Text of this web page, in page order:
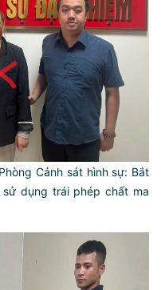
Cảnh sát hình sự: Bắt
dụng trái phép chất ma